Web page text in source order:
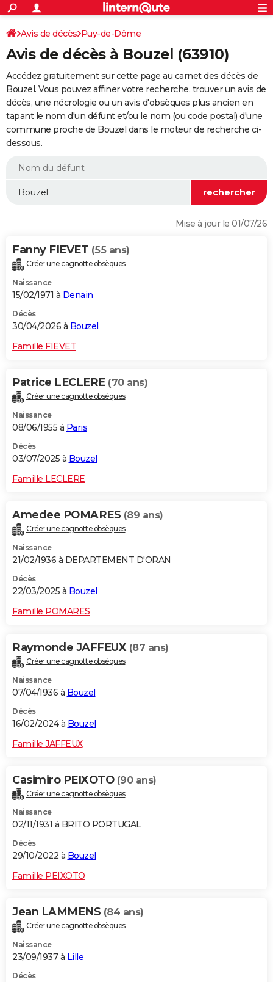
ACTUALITÉS
Politique
Société
Faits Divers
Education
Monde
Villes
+
SPORT
Coupe du monde 2026
Football
Tennis
Cyclisme
Rugby
Forum
Programme TV
TNT
Streaming
Cinéma
Sorties cinéma
Musique
+
FINANCE
Retraite
Epargne
Immobilier
Risques naturels par ville
Assurance
AUTO
Essais
Réserver un essai
Citadines
Berlines
SUV
Forum auto
+
HIGH-TECH
BRICOLAGE
WEEK-END
Alimentation
Guide de la santé
Maladies
Médicaments
Sommeil
VOYAGE
Destinations
City break
Voyage nature
Voyage de noces
Forum
Climat
+PHOTO
GUIDES D'ACHAT
Carte de Noël
Carte Bonne année
Carte Saint-Valentin
Carte Pâques
Carte d'anniversaire
DICTIONNAIRE
Dictionnaire
Biographies
Citations
Expressions
Proverbes
PROGRAMME TV
S'inscrire
Se connecter
Lycées
Collèges
Primaires
Universités
Entreprises
Service militaire
Avis de recherche
AVIS DE DÉCÈS
FORUM
Bricolage
S'inscrire
Connexion
Avis de décès Puy-de-Dôme
Avis de décès à Bouzel (63910)
Accédez gratuitement sur cette page au carnet des décès de
Bouzel. Vous pouvez affiner votre recherche, trouver un avis de
décès, une nécrologie ou un avis d'obsèques plus ancien en
tapant le nom d'un défunt et/ou le nom (ou code postal) d'une
commune proche de Bouzel dans le moteur de recherche ci-
dessous.
Mise à jour le 01/07/26
Fanny FIEVET (55 ans)
Créer une cagnotte obsèques
Naissance
15/02/1971 à Denain
Décès
30/04/2026 à Bouzel
Famille FIEVET
Patrice LECLERE (70 ans)
Créer une cagnotte obsèques
Naissance
08/06/1955 à Paris
Décès
03/07/2025 à Bouzel
Famille LECLERE
Amedee POMARES (89 ans)
Créer une cagnotte obsèques
Naissance
21/02/1936 à DEPARTEMENT D'ORAN
Décès
22/03/2025 à Bouzel
Famille POMARES
Raymonde JAFFEUX (87 ans)
Créer une cagnotte obsèques
Naissance
07/04/1936 à Bouzel
Décès
16/02/2024 à Bouzel
Famille JAFFEUX
Casimiro PEIXOTO (90 ans)
Créer une cagnotte obsèques
Naissance
02/11/1931 à BRITO PORTUGAL
Décès
29/10/2022 à Bouzel
Famille PEIXOTO
Jean LAMMENS (84 ans)
Créer une cagnotte obsèques
Naissance
23/09/1937 à Lille
Décès